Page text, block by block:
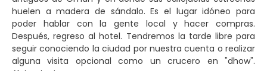
huelen a madera de sándalo. Es el lugar idóneo para
poder hablar con la gente local y hacer compras.
Después, regreso al hotel. Tendremos la tarde libre para
seguir conociendo la ciudad por nuestra cuenta o realizar
alguna visita opcional como un crucero en "dhow".